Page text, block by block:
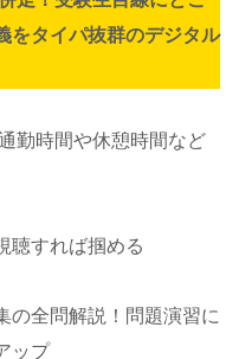
をタイパ抜群のデジタル
勤時間や休憩時間など
聴すれば掴める
全問解説！問題演習に
ップ